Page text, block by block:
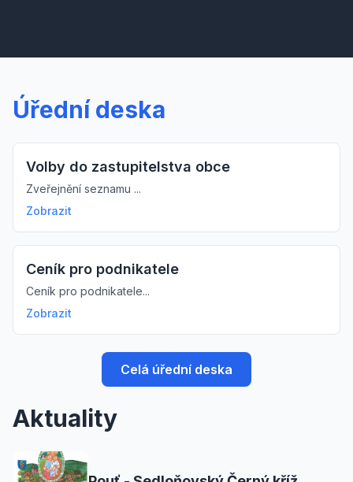
Úřední deska
Volby do zastupitelstva obce
Zveřejnění seznamu ...
Zobrazit
Ceník pro podnikatele
Ceník pro podnikatele...
Zobrazit
Celá úřední deska
Aktuality